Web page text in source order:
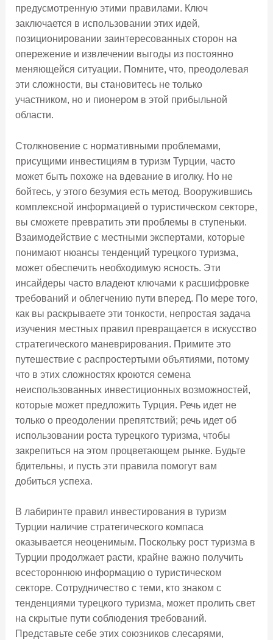
предусмотренную этими правилами. Ключ
заключается в использовании этих идей,
позиционировании заинтересованных сторон на
опережение и извлечении выгоды из постоянно
меняющейся ситуации. Помните, что, преодолевая
эти сложности, вы становитесь не только
участником, но и пионером в этой прибыльной
области.
Столкновение с нормативными проблемами,
присущими инвестициям в туризм Турции, часто
может быть похоже на вдевание в иголку. Но не
бойтесь, у этого безумия есть метод. Вооружившись
комплексной информацией о туристическом секторе,
вы сможете превратить эти проблемы в ступеньки.
Взаимодействие с местными экспертами, которые
понимают нюансы тенденций турецкого туризма,
может обеспечить необходимую ясность. Эти
инсайдеры часто владеют ключами к расшифровке
требований и облегчению пути вперед. По мере того,
как вы раскрываете эти тонкости, непростая задача
изучения местных правил превращается в искусство
стратегического маневрирования. Примите это
путешествие с распростертыми объятиями, потому
что в этих сложностях кроются семена
неиспользованных инвестиционных возможностей,
которые может предложить Турция. Речь идет не
только о преодолении препятствий; речь идет об
использовании роста турецкого туризма, чтобы
закрепиться на этом процветающем рынке. Будьте
бдительны, и пусть эти правила помогут вам
добиться успеха.
В лабиринте правил инвестирования в туризм
Турции наличие стратегического компаса
оказывается неоценимым. Поскольку рост туризма в
Турции продолжает расти, крайне важно получить
всестороннюю информацию о туристическом
секторе. Сотрудничество с теми, кто знаком с
тенденциями турецкого туризма, может пролить свет
на скрытые пути соблюдения требований.
Представьте себе этих союзников слесарями,